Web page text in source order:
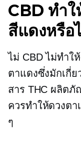
CBD ทำ
สีแดงหรือ
ไม่ CBD ไม่ทำใ
ตาแดงซึ่งมักเกี่
สาร THC ผลิตภั
ควรทำให้ดวงต
ๆ